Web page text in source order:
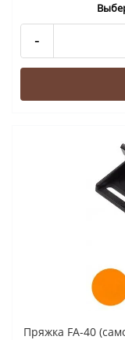
-
Пряжка FA-40